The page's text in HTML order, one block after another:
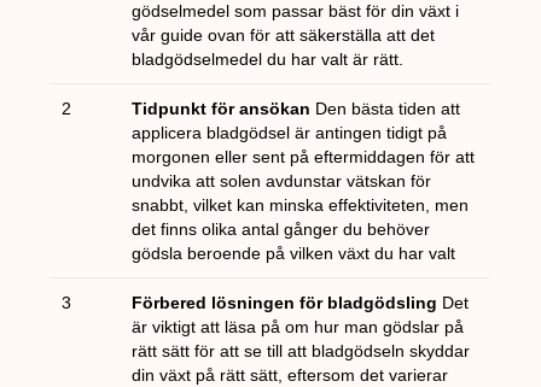
gödselmedel som passar bäst för din växt i
vår guide ovan för att säkerställa att det
bladgödselmedel du har valt är rätt.
2 Tidpunkt för ansökan Den bästa tiden att
applicera bladgödsel är antingen tidigt på
morgonen eller sent på eftermiddagen för att
undvika att solen avdunstar vätskan för
snabbt, vilket kan minska effektiviteten, men
det finns olika antal gånger du behöver
gödsla beroende på vilken växt du har valt
3 Förbered lösningen för bladgödsling Det
är viktigt att läsa på om hur man gödslar på
rätt sätt för att se till att bladgödseln skyddar
din växt på rätt sätt, eftersom det varierar